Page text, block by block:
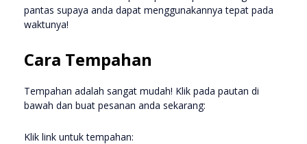
pantas supaya anda dapat menggunakannya tepat pada
waktunya!
Cara Tempahan
Tempahan adalah sangat mudah! Klik pada pautan di
bawah dan buat pesanan anda sekarang:
Klik link untuk tempahan: